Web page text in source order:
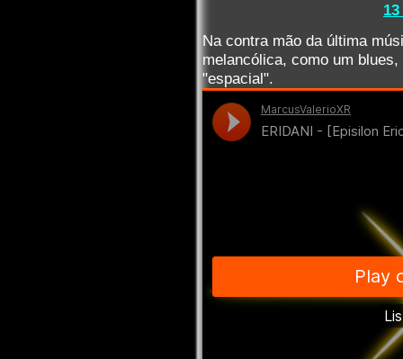
Na contra mão da última
melancólica, como um
"espacial".